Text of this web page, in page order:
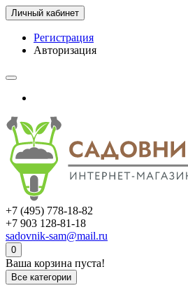
Личный кабинет
Регистрация
Авторизация
+7 (495) 778-18-82
+7 903 128-81-18
sadovnik-sam@mail.ru
0
Ваша корзина пуста!
Все категории